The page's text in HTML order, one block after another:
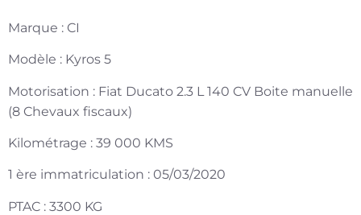
Marque : CI
Modèle : Kyros 5
Motorisation : Fiat Ducato 2.3 L 140 CV Boite manuelle
(8 Chevaux fiscaux)
Kilométrage : 39 000 KMS
1 ère immatriculation : 05/03/2020
PTAC : 3300 KG